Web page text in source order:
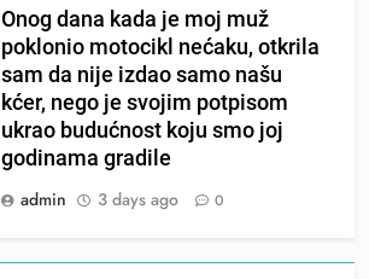
Onog dana kada je moj muž
poklonio motocikl nećaku, otkrila
sam da nije izdao samo našu
kćer, nego je svojim potpisom
ukrao budućnost koju smo joj
godinama gradile
admin
3 days ago 0